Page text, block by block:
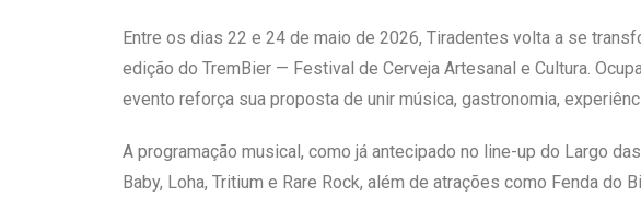
Entre os dias 22 e 24 de maio de 2026, Tiradentes volta a se
edição do TremBier — Festival de Cerveja Artesanal e Cultura.
evento reforça sua proposta de unir música, gastronomia,
A programação musical, como já antecipado no line-up do Largo
Baby, Loha, Tritium e Rare Rock, além de atrações como Fenda do